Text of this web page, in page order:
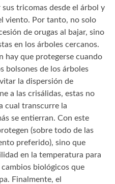
sus tricomas desde el árbol y
viento. Por tanto, no solo
de orugas al bajar, sino
en los árboles cercanos.
hay que protegerse cuando
bolsones de los árboles
la dispersión de
a las crisálidas, estas no
cual transcurre la
se entierran. Con este
(sobre todo de las
preferido), sino que
en la temperatura para
biológicos que
Finalmente, el